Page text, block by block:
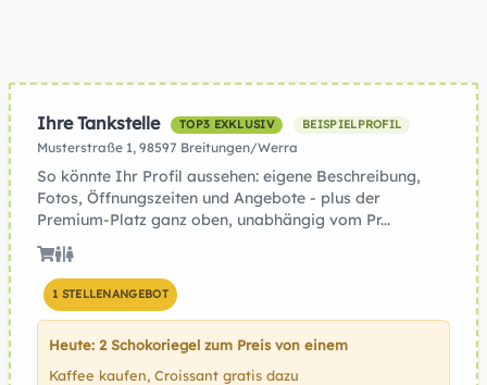
Ihre Tankstelle TOP3 EXKLUSIV BEISPIELPROFIL
Musterstraße 1, 98597 Breitungen/Werra
So könnte Ihr Profil aussehen: eigene Beschreibung,
Fotos, Öffnungszeiten und Angebote - plus der
Premium-Platz ganz oben, unabhängig vom Pr...
1 STELLENANGEBOT
Heute: 2 Schokoriegel zum Preis von einem
Kaffee kaufen, Croissant gratis dazu